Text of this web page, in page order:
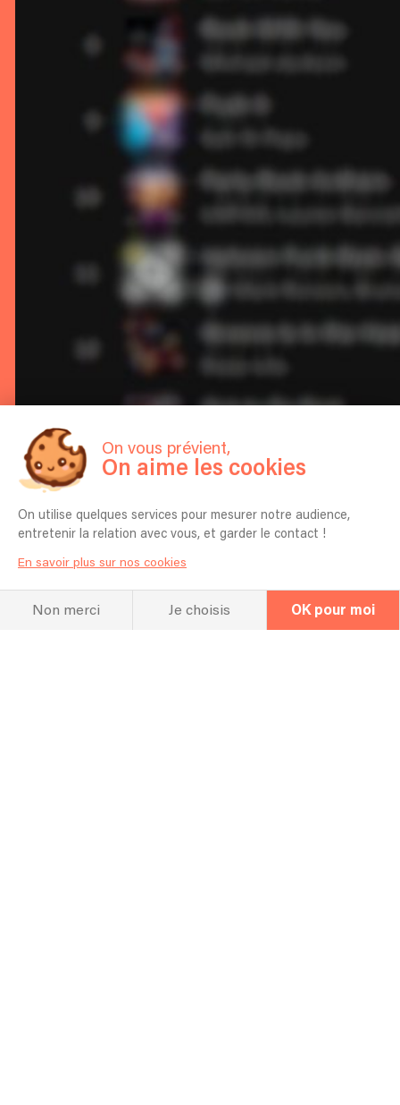
On vous prévient,
On aime les cookies
On utilise quelques services pour mesurer notre audience,
entretenir la relation avec vous, et garder le contact !
En savoir plus sur nos cookies
Non merci Je choisis OK pour moi